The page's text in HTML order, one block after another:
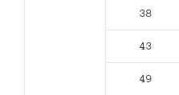
38
43
49